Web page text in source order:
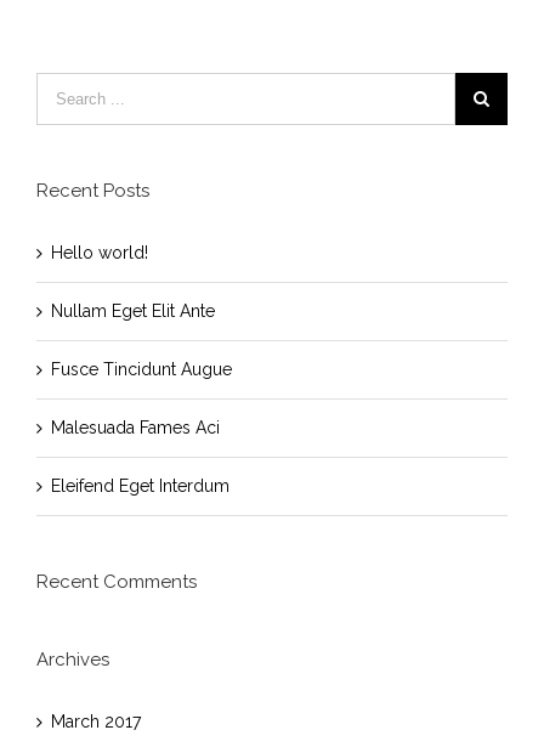
Ante
Recent Posts
Hello world!
Nullam Eget Elit Ante
Fusce Tincidunt Augue
Malesuada Fames Aci
Eleifend Eget Interdum
Recent Comments
Archives
March 2017